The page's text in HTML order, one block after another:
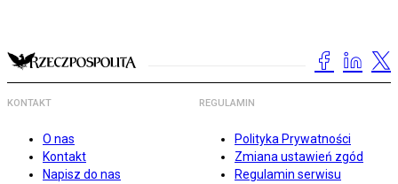
KONTAKT
O nas
Kontakt
Napisz do nas
REGULAMIN
Polityka Prywatności
Zmiana ustawień zgód
Regulamin serwisu